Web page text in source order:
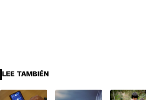
LEE TAMBIÉN